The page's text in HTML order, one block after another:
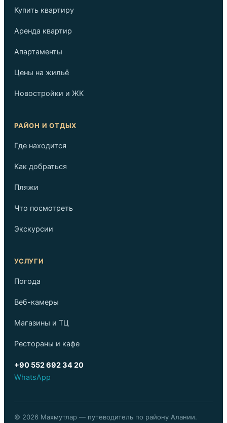
Купить квартиру
Аренда квартир
Апартаменты
Цены на жильё
Новостройки и ЖК
РАЙОН И ОТДЫХ
Где находится
Как добраться
Пляжи
Что посмотреть
Экскурсии
УСЛУГИ
Погода
Веб-камеры
Магазины и ТЦ
Рестораны и кафе
+90 552 692 34 20
WhatsApp
© 2026 Махмутлар — путеводитель по району Алании.